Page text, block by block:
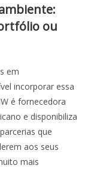
ou
em
incorporar essa
é fornecedora
e disponibiliza
que
aos seus
mais